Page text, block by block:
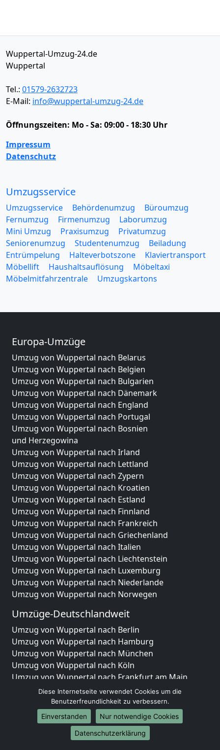
Wuppertal-Umzug-24.de
Wuppertal
Tel.: 01579-2632723
E-Mail: info@wuppertal-umzug-24.de
Öffnungszeiten: Mo - Sa: 09:00 - 18:30 Uhr
Impressum
Datenschutz
Umzugsservice
Umzugsservice Behördenumzug
Büroumzug
Fernumzug
Firmenumzug
Laborumzug
Mini Umzug
Praxisumzug
Privatumzug
Seniorenumzug
Studentenumzug
Beiladung
Entrümpelung
Halteverbotszone
Klaviertransport
Möbellift
Haushaltsauflösung
Möbeltaxi
Möbelmitfahrzentrale
Umzugskartons
Europa-Umzüge
Umzug von Wuppertal nach Belarus
Umzug von Wuppertal nach Belgien
Umzug von Wuppertal nach Bulgarien
Umzug von Wuppertal nach Dänemark
Umzug von Wuppertal nach England
Umzug von Wuppertal nach Portugal
Umzug von Wuppertal nach Bosnien
und Herzegowina
Umzug von Wuppertal nach Irland
Umzug von Wuppertal nach Lettland
Umzug von Wuppertal nach Zypern
Umzug von Wuppertal nach Kroatien
Umzug von Wuppertal nach Estland
Umzug von Wuppertal nach Finnland
Umzug von Wuppertal nach Frankreich
Umzug von Wuppertal nach Griechenland
Umzug von Wuppertal nach Italien
Umzug von Wuppertal nach Liechtenstein
Umzug von Wuppertal nach Luxemburg
Umzug von Wuppertal nach Niederlande
Umzug von Wuppertal nach Norwegen
Umzüge-Deutschlandweit
Umzug von Wuppertal nach Berlin
Umzug von Wuppertal nach Hamburg
Umzug von Wuppertal nach München
Umzug von Wuppertal nach Köln
Umzug von Wuppertal nach Frankfurt am Main
Umzug von Wuppertal nach Stuttgart
Umzug von Wuppertal nach Düsseldorf
Umzug von Wuppertal nach Leipzig
Umzug von Wuppertal nach Dortmund
Umzug von Wuppertal nach Essen
Diese Internetseite verwendet Cookies um die
Benutzerfreundlichkeit zu verbessern.
Einverstanden
Nur notwendige Cookies
Datenschutzerklärung